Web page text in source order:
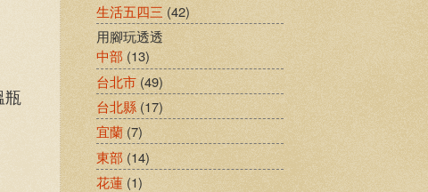
瓶
生活五四三 (42)
用腳玩透透
中部 (13)
台北市 (49)
台北縣 (17)
宜蘭 (7)
東部 (14)
花蓮 (1)